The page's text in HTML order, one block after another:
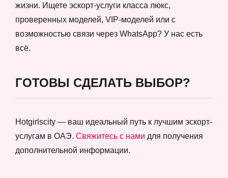
жизни. Ищете эскорт-услуги класса люкс,
проверенных моделей, VIP-моделей или с
возможностью связи через WhatsApp? У нас есть
всё.
ГОТОВЫ СДЕЛАТЬ ВЫБОР?
Hotgirlscity — ваш идеальный путь к лучшим эскорт-
услугам в ОАЭ. Свяжитесь с нами для получения
дополнительной информации.